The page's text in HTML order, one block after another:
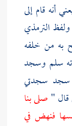
أنه قام إلى
ولفظ الترمذي
به من خلفه
سلم وسجد
سجد سجدتي
" صلى بنا
فنهض في